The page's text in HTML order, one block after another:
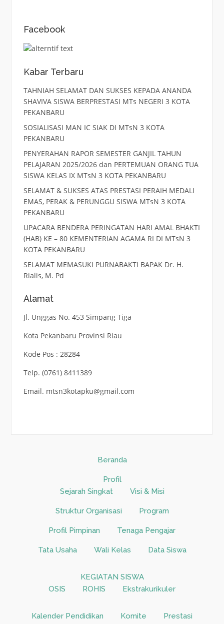
Facebook
Kabar Terbaru
TAHNIAH SELAMAT DAN SUKSES KEPADA ANANDA
SHAVIVA SISWA BERPRESTASI MTs NEGERI 3 KOTA
PEKANBARU
SOSIALISASI MAN IC SIAK DI MTsN 3 KOTA
PEKANBARU
PENYERAHAN RAPOR SEMESTER GANJIL TAHUN
PELAJARAN 2025/2026 dan PERTEMUAN ORANG TUA
SISWA KELAS IX MTsN 3 KOTA PEKANBARU
SELAMAT & SUKSES ATAS PRESTASI PERAIH MEDALI
EMAS, PERAK & PERUNGGU SISWA MTsN 3 KOTA
PEKANBARU
UPACARA BENDERA PERINGATAN HARI AMAL BHAKTI
(HAB) KE – 80 KEMENTERIAN AGAMA RI DI MTsN 3
KOTA PEKANBARU
SELAMAT MEMASUKI PURNABAKTI BAPAK Dr. H.
Rialis, M. Pd
Alamat
Jl. Unggas No. 453 Simpang Tiga
Kota Pekanbaru Provinsi Riau
Kode Pos : 28284
Telp. (0761) 8411389
Email. mtsn3kotapku@gmail.com
Beranda
Profil
Sejarah Singkat
Visi & Misi
Struktur Organisasi Program
Profil Pimpinan Tenaga Pengajar
Tata Usaha Wali Kelas Data Siswa
KEGIATAN SISWA
OSIS
ROHIS Ekstrakurikuler
Kalender Pendidikan Komite Prestasi